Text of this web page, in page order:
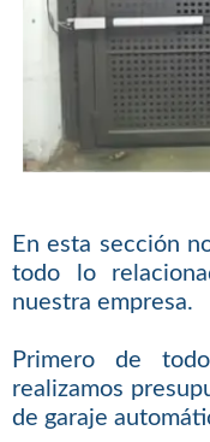
En esta sección
todo lo
nuestra empresa.
Primero de
realizamos
de garaje